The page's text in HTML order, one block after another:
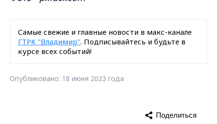
Самые свежие и главные новости в макс-канале
ГТРК "Владимир". Подписывайтесь и будьте в
курсе всех событий!
Опубликовано: 18 июня 2023 года
Поделиться